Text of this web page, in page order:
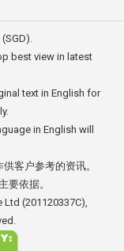
best view in latest
text in English for
in English will
客户参考的资讯。
要依据。
Ltd (201120337C),